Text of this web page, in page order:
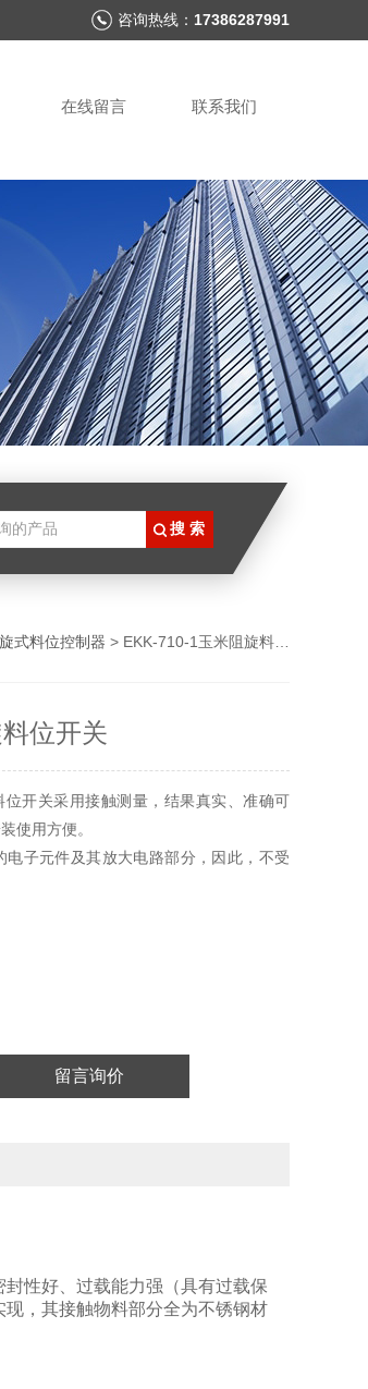
咨询热线： 17386287991
在线留言 联系我们
式料位控制器 > EKK-710-1玉米阻旋料位开关
位开关
开关采用接触测量，结果真实、准确可
使用方便。
子元件及其放大电路部分，因此，不受
留言询价
性好、过载能力强（具有过载保
，其接触物料部分全为不锈钢材